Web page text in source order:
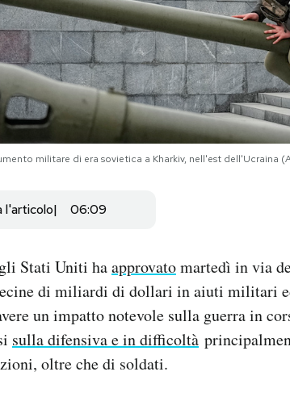
militare di era sovietica a Kharkiv, nell'est dell'Ucraina
l'articolo 06:09
Stati Uniti haapprovatomartedì in via
di miliardi di dollari in aiuti militari
un impatto notevole sulla guerra in
sulla difensiva e in difficoltà
oltre che di soldati.